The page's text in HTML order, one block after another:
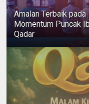
Amalan Terbaik pada
Momentum Puncak
Qadar